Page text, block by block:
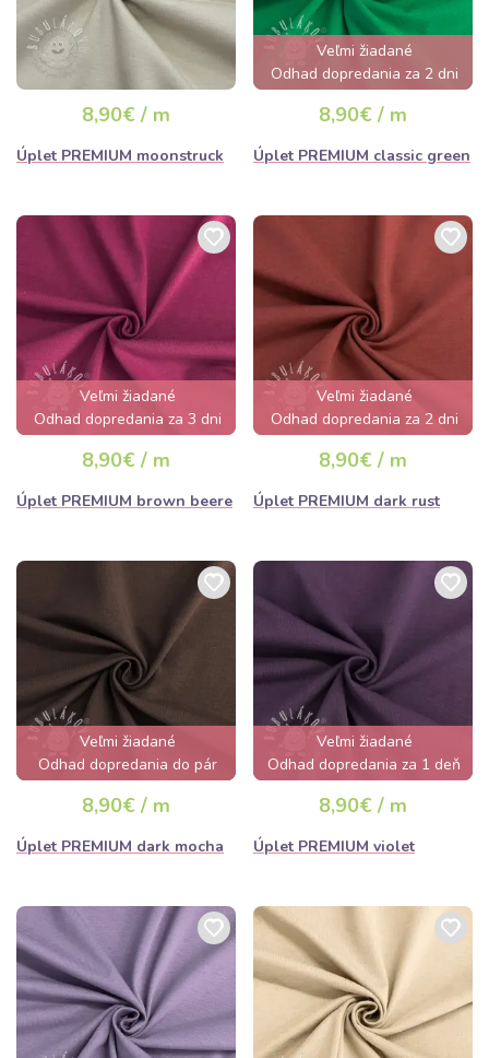
8,90€ / m
Úplet PREMIUM moonstruck
Veľmi žiadané
Odhad dopredania za 2 dni
8,90€ / m
Úplet PREMIUM classic green
Veľmi žiadané
Odhad dopredania za 3 dni
8,90€ / m
Úplet PREMIUM brown beere
Veľmi žiadané
Odhad dopredania za 2 dni
8,90€ / m
Úplet PREMIUM dark rust
Veľmi žiadané
Odhad dopredania do pár
hodín
8,90€ / m
Úplet PREMIUM dark mocha
Veľmi žiadané
Odhad dopredania za 1 deň
8,90€ / m
Úplet PREMIUM violet